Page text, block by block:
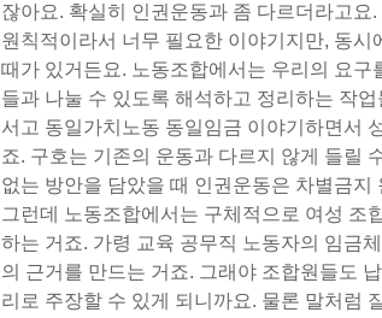
잖아요. 확실히 인권운동과 좀 다르더라고
원칙적이라서 너무 필요한 이야기지만, 동
때가 있거든요. 노동조합에서는 우리의 요
들과 나눌 수 있도록 해석하고 정리하는 작
서고 동일가치노동 동일임금 이야기하면서
죠. 구호는 기존의 운동과 다르지 않게 들릴
없는 방안을 담았을 때 인권운동은 차별금
그런데 노동조합에서는 구체적으로 여성 조
하는 거죠. 가령 교육 공무직 노동자의 임금
의 근거를 만드는 거죠. 그래야 조합원들도
리로 주장할 수 있게 되니까요. 물론 말처럼